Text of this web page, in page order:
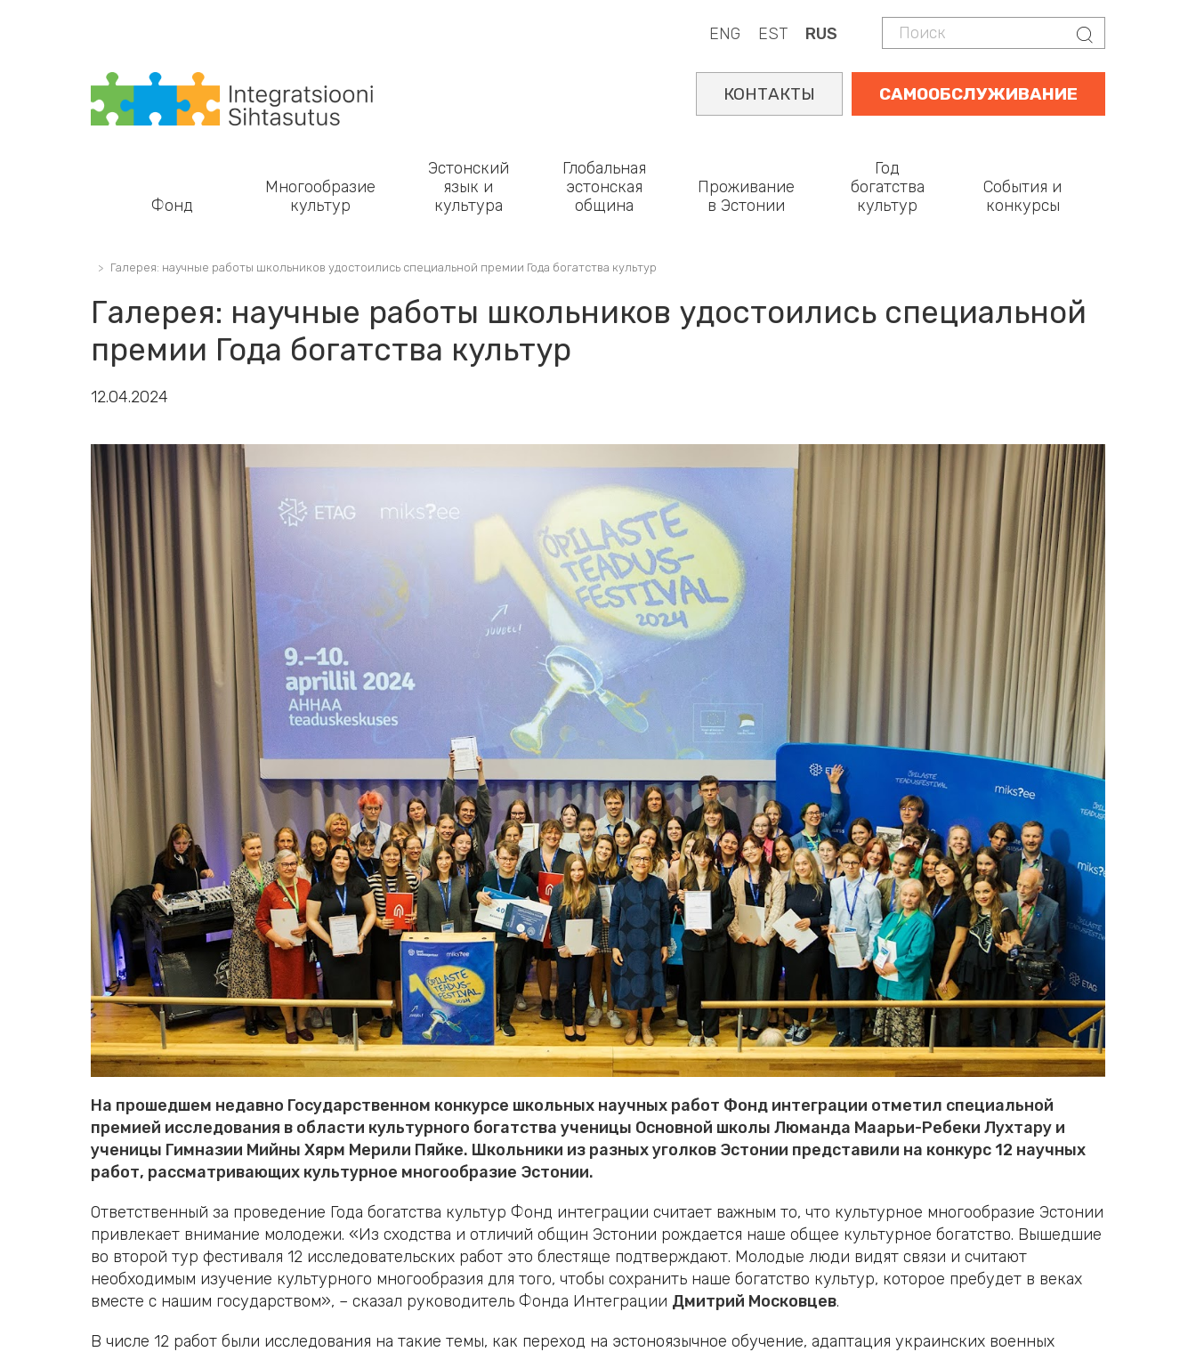
Поиск Поиск
ENG EST RUS
САМООБСЛУЖИВАНИЕ
КОНТАКТЫ
Main navigation
Фонд
Многообразие
культур
Эстонский
язык и
культура
Глобальная
эстонская
община
Проживание
в Эстонии
Год
богатства
культур
События и
конкурсы
Галерея: научные работы школьников удостоились специальной премии Года богатства культур
Галерея: научные работы школьников удостоились специальной
премии Года богатства культур
12.04.2024
На прошедшем недавно Государственном конкурсе школьных научных работ Фонд интеграции отметил специальной
премией исследования в области культурного богатства ученицы Основной школы Люманда Маарьи-Ребеки Лухтару и
ученицы Гимназии Мийны Хярм Мерили Пяйке. Школьники из разных уголков Эстонии представили на конкурс 12 научных
работ, рассматривающих культурное многообразие Эстонии.
Ответственный за проведение Года богатства культур Фонд интеграции считает важным то, что культурное многообразие Эстонии
привлекает внимание молодежи. «Из сходства и отличий общин Эстонии рождается наше общее культурное богатство. Вышедшие
во второй тур фестиваля 12 исследовательских работ это блестяще подтверждают. Молодые люди видят связи и считают
необходимым изучение культурного многообразия для того, чтобы сохранить наше богатство культур, которое пребудет в веках
вместе с нашим государством», – сказал руководитель Фонда Интеграции Дмитрий Московцев.
В числе 12 работ были исследования на такие темы, как переход на эстоноязычное обучение, адаптация украинских военных